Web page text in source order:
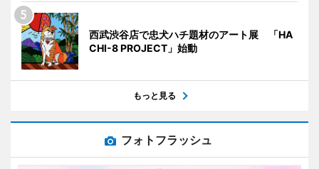
西武渋谷店で忠犬ハチ題材のアート展 「HA
CHI-8 PROJECT」始動
もっと見る
フォトフラッシュ